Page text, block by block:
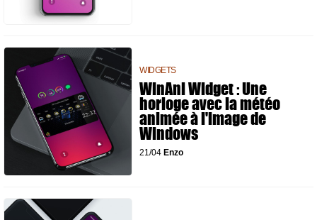
WIDGETS
WinAni Widget : Une
horloge avec la météo
animée à l'image de
Windows
21/04 Enzo